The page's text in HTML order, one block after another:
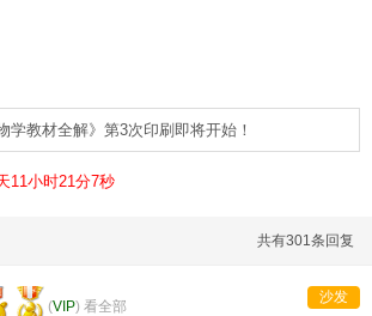
学教材全解》第3次印刷即将开始！
11小时21分6秒
共有301条回复
沙发
(VIP) 看全部